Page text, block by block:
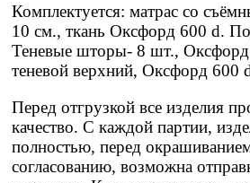
Комплектуется: матрас со
10 см., ткань Оксфорд 600 d.
Теневые шторы- 8 шт.,
теневой верхний, Оксфорд 600
Перед отгрузкой все изделия
качество. С каждой партии,
полностью, перед
согласованию, возможна